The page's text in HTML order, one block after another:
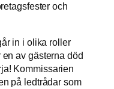
och
in i olika roller
av gästerna död
Kommissarien
på ledtrådar som